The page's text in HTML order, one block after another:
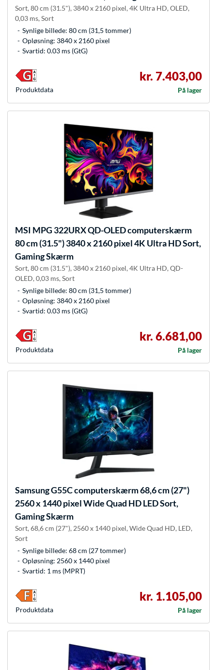
Sort, 80 cm (31.5"), 3840 x 2160 pixel, 4K Ultra HD, OLED,
0,03 ms, Sort
Synlige billede: 80 cm (31,5 tommer)
Opløsning: 3840 x 2160 pixel
Svartid: 0.03 ms (GtG)
kr. 7.403,00
På lager
Produkt­data
MSI MPG 322URX QD-OLED computerskærm
80 cm (31.5") 3840 x 2160 pixel 4K Ultra HD Sort,
Gaming Skærm
Sort, 80 cm (31.5"), 3840 x 2160 pixel, 4K Ultra HD, QD-
OLED, 0,03 ms, Sort
Synlige billede: 80 cm (31,5 tommer)
Opløsning: 3840 x 2160 pixel
Svartid: 0.03 ms (GtG)
kr. 6.681,00
På lager
Produkt­data
SamsungG55C computerskærm 68,6 cm (27")
2560 x 1440 pixel Wide Quad HD LED Sort,
Gaming Skærm
Sort, 68,6 cm (27"), 2560 x 1440 pixel, Wide Quad HD, LED,
Sort
Synlige billede: 68 cm (27 tommer)
Opløsning: 2560 x 1440 pixel
Svartid: 1 ms (MPRT)
kr. 1.105,00
På lager
Produkt­data